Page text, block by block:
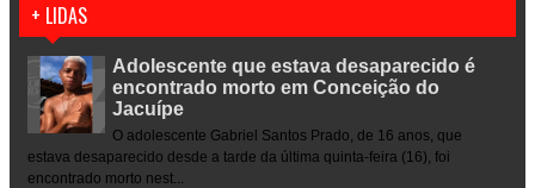
+ LIDAS
Adolescente que estava desaparecido é
encontrado morto em Conceição do
Jacuípe
O adolescente Gabriel Santos Prado, de 16 anos, que
estava desaparecido desde a tarde da última quinta-feira (16), foi
encontrado morto nest...